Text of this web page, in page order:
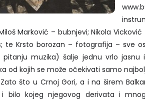
Marković – bubnjevi; Nikola
te Krsto borozan – fotografija – sve
muzika) šalje jednu vrlo
od kojih se može očekivati samo
što u Crnoj Gori, a i na širem
i bilo kojeg njegovog derivata i